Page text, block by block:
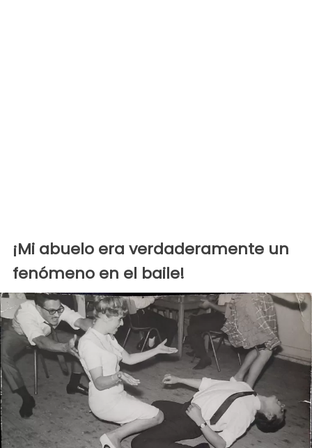
¡Mi abuelo era verdaderamente un
fenómeno en el baile!